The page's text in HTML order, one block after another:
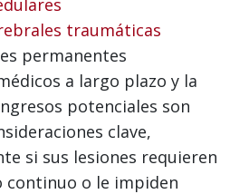
traumáticas
permanentes
a largo plazo y la
potenciales son
clave,
si sus lesiones requieren
o le impiden